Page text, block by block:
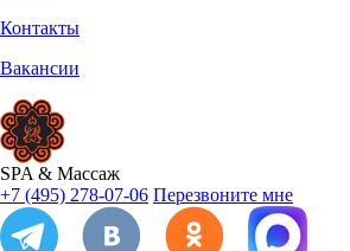
Контакты
Вакансии
SPA & Массаж
+7 (495) 278-07-06 Перезвоните мне